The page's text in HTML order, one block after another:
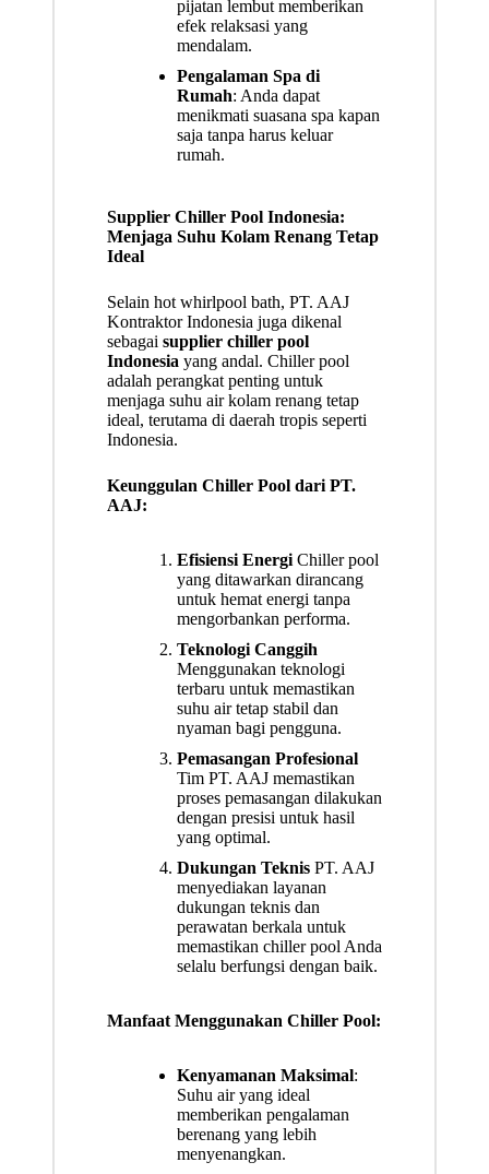
pijatan lembut memberikan
efek relaksasi yang
mendalam.
Pengalaman Spa di
Rumah: Anda dapat
menikmati suasana spa kapan
saja tanpa harus keluar
rumah.
Supplier Chiller Pool Indonesia:
Menjaga Suhu Kolam Renang Tetap
Ideal
Selain hot whirlpool bath, PT. AAJ
Kontraktor Indonesia juga dikenal
sebagai supplier chiller pool
Indonesia yang andal. Chiller pool
adalah perangkat penting untuk
menjaga suhu air kolam renang tetap
ideal, terutama di daerah tropis seperti
Indonesia.
Keunggulan Chiller Pool dari PT.
AAJ:
Efisiensi EnergiChiller pool
yang ditawarkan dirancang
untuk hemat energi tanpa
mengorbankan performa.
Teknologi Canggih
Menggunakan teknologi
terbaru untuk memastikan
suhu air tetap stabil dan
nyaman bagi pengguna.
Pemasangan Profesional
Tim PT. AAJ memastikan
proses pemasangan dilakukan
dengan presisi untuk hasil
yang optimal.
Dukungan TeknisPT. AAJ
menyediakan layanan
dukungan teknis dan
perawatan berkala untuk
memastikan chiller pool Anda
selalu berfungsi dengan baik.
Manfaat Menggunakan Chiller Pool:
Kenyamanan Maksimal:
Suhu air yang ideal
memberikan pengalaman
berenang yang lebih
menyenangkan.